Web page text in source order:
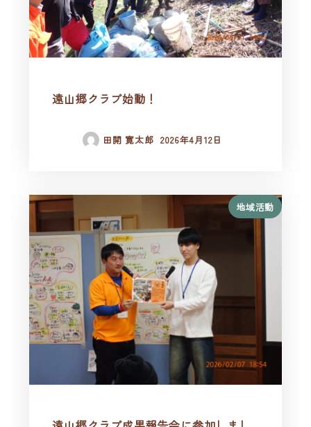
遠山郷クラブ始動！
田開 寛太郎 2026年4月12日
地域活動